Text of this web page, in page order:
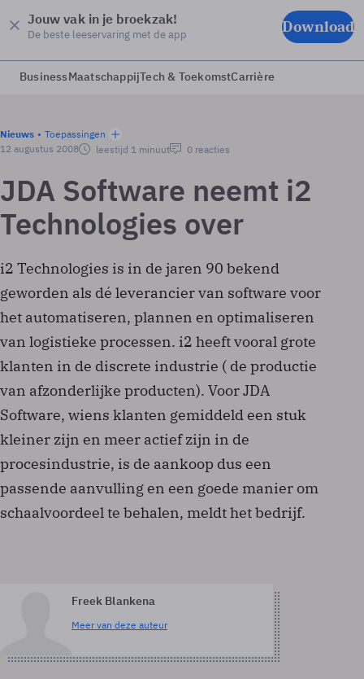
Jouw vak in je broekzak!
De beste leeservaring met de app Download
BusinessMaatschappijTech & ToekomstCarrière
Nieuws
Toepassingen
12 augustus 2008
leestijd 1 minuut 0 reacties
JDA Software neemt i2
Technologies over
i2 Technologies is in de jaren 90 bekend
geworden als dé leverancier van software voor
het automatiseren, plannen en optimaliseren
van logistieke processen. i2 heeft vooral grote
klanten in de discrete industrie ( de productie
van afzonderlijke producten). Voor JDA
Software, wiens klanten gemiddeld een stuk
kleiner zijn en meer actief zijn in de
procesindustrie, is de aankoop dus een
passende aanvulling en een goede manier om
schaalvoordeel te behalen, meldt het bedrijf.
Freek Blankena
Meer van deze auteur